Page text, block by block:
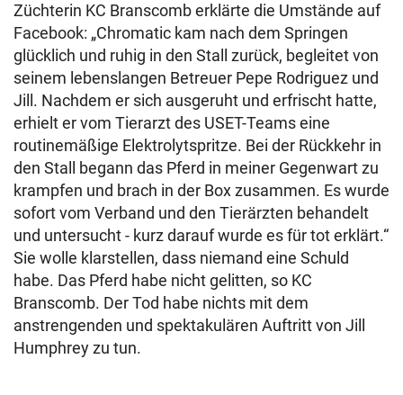
Züchterin KC Branscomb erklärte die Umstände auf
Facebook: „Chromatic kam nach dem Springen
glücklich und ruhig in den Stall zurück, begleitet von
seinem lebenslangen Betreuer Pepe Rodriguez und
Jill. Nachdem er sich ausgeruht und erfrischt hatte,
erhielt er vom Tierarzt des USET-Teams eine
routinemäßige Elektrolytspritze. Bei der Rückkehr in
den Stall begann das Pferd in meiner Gegenwart zu
krampfen und brach in der Box zusammen. Es wurde
sofort vom Verband und den Tierärzten behandelt
und untersucht - kurz darauf wurde es für tot erklärt.“
Sie wolle klarstellen, dass niemand eine Schuld
habe. Das Pferd habe nicht gelitten, so KC
Branscomb. Der Tod habe nichts mit dem
anstrengenden und spektakulären Auftritt von Jill
Humphrey zu tun.